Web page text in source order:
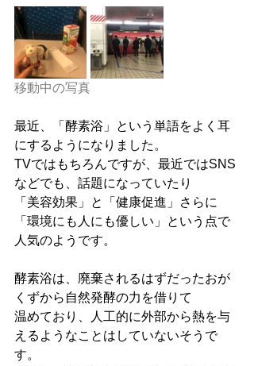
移動中の写真
最近、「酵素浴」という単語をよく耳
にするようになりました。
TVではもちろんですが、最近ではSNS
などでも、話題になっていたり
「美容効果」と「健康促進」さらに
「環境にも人にも優しい」という点で
人気のようです。
酵素浴は、廃棄されるはずだったおが
くずから自然発酵の力を借りて
温めており、人工的に外部から熱を与
えるようなことはしていないそうで
す。